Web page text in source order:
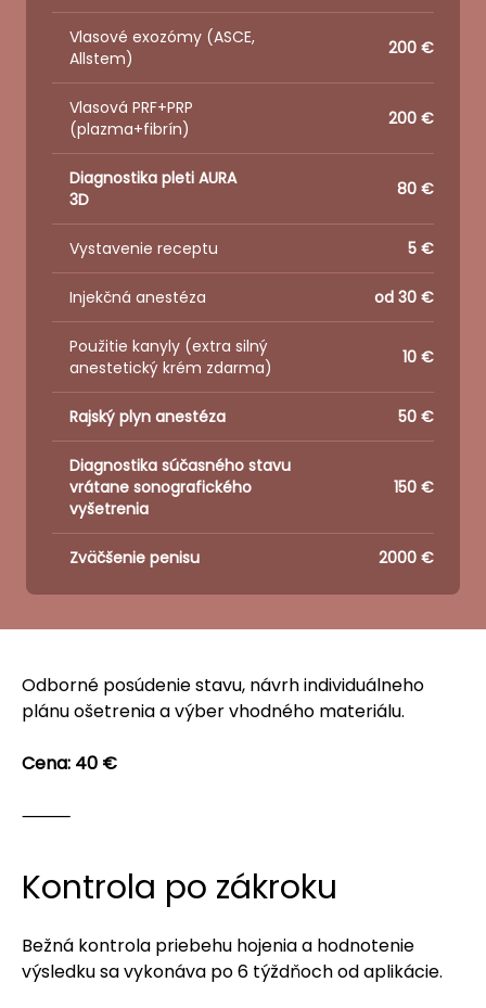
Vlasové exozómy (ASCE,
Allstem)
200 €
Vlasová PRF+PRP
(plazma+fibrín)
200 €
Diagnostika pleti AURA
3D
80 €
Vystavenie receptu 5 €
Injekčná anestéza od 30 €
Použitie kanyly (extra silný
anestetický krém zdarma)
10 €
Rajský plyn anestéza 50 €
Diagnostika súčasného stavu
vrátane sonografického
vyšetrenia
150 €
Zväčšenie penisu 2000 €
Odborné posúdenie stavu, návrh individuálneho
plánu ošetrenia a výber vhodného materiálu.
Cena: 40 €
⸻
Kontrola po zákroku
Bežná kontrola priebehu hojenia a hodnotenie
výsledku sa vykonáva po 6 týždňoch od aplikácie.